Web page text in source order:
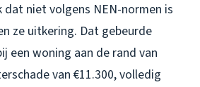
niet volgens NEN-normen is
ze uitkering. Dat gebeurde
een woning aan de rand van
van €11.300, volledig